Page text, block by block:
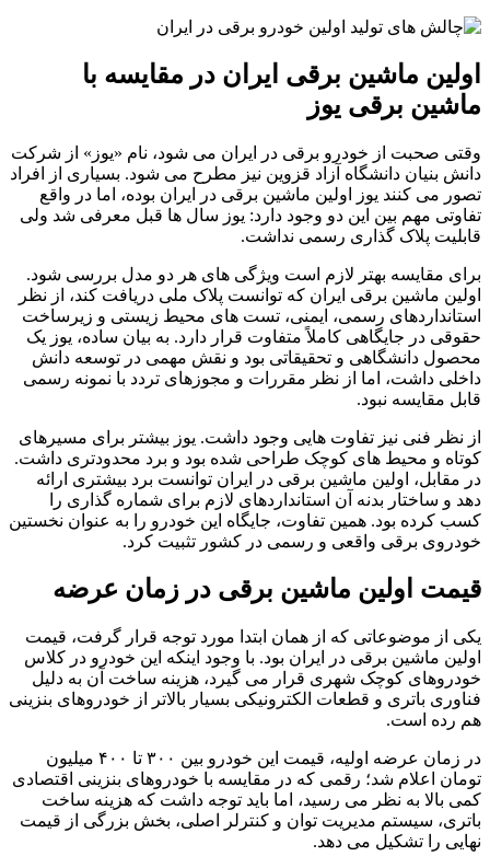
اولین ماشین برقی ایران در مقایسه با
ماشین برقی یوز
وقتی صحبت از خودرو برقی در ایران می شود، نام «یوز» از شرکت
دانش بنیان دانشگاه آزاد قزوین نیز مطرح می شود. بسیاری از افراد
تصور می کنند یوز اولین ماشین برقی در ایران بوده، اما در واقع
تفاوتی مهم بین این دو وجود دارد: یوز سال ها قبل معرفی شد ولی
قابلیت پلاک گذاری رسمی نداشت.
برای مقایسه بهتر لازم است ویژگی های هر دو مدل بررسی شود.
اولین ماشین برقی ایران که توانست پلاک ملی دریافت کند، از نظر
استانداردهای رسمی، ایمنی، تست های محیط زیستی و زیرساخت
حقوقی در جایگاهی کاملاً متفاوت قرار دارد. به بیان ساده، یوز یک
محصول دانشگاهی و تحقیقاتی بود و نقش مهمی در توسعه دانش
داخلی داشت، اما از نظر مقررات و مجوزهای تردد با نمونه رسمی
قابل مقایسه نبود.
از نظر فنی نیز تفاوت هایی وجود داشت. یوز بیشتر برای مسیرهای
کوتاه و محیط های کوچک طراحی شده بود و برد محدودتری داشت.
در مقابل، اولین ماشین برقی در ایران توانست برد بیشتری ارائه
دهد و ساختار بدنه آن استانداردهای لازم برای شماره گذاری را
کسب کرده بود. همین تفاوت، جایگاه این خودرو را به عنوان نخستین
خودروی برقی واقعی و رسمی در کشور تثبیت کرد.
قیمت اولین ماشین برقی در زمان عرضه
یکی از موضوعاتی که از همان ابتدا مورد توجه قرار گرفت، قیمت
اولین ماشین برقی در ایران بود. با وجود اینکه این خودرو در کلاس
خودروهای کوچک شهری قرار می گیرد، هزینه ساخت آن به دلیل
فناوری باتری و قطعات الکترونیکی بسیار بالاتر از خودروهای بنزینی
هم رده است.
در زمان عرضه اولیه، قیمت این خودرو بین ۳۰۰ تا ۴۰۰ میلیون
تومان اعلام شد؛ رقمی که در مقایسه با خودروهای بنزینی اقتصادی
کمی بالا به نظر می رسید، اما باید توجه داشت که هزینه ساخت
باتری، سیستم مدیریت توان و کنترلر اصلی، بخش بزرگی از قیمت
نهایی را تشکیل می دهد.